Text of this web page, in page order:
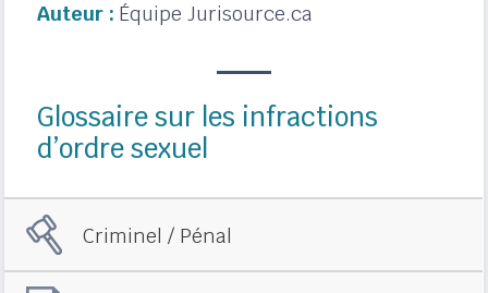
Auteur : Équipe Jurisource.ca
Glossaire sur les infractions
d’ordre sexuel
Criminel / Pénal